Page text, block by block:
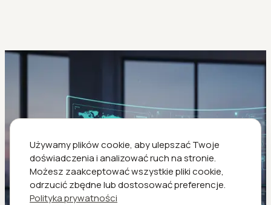
Używamy plików cookie, aby ulepszać Twoje
doświadczenia i analizować ruch na stronie.
Możesz zaakceptować wszystkie pliki cookie,
odrzucić zbędne lub dostosować preferencje.
Polityka prywatności